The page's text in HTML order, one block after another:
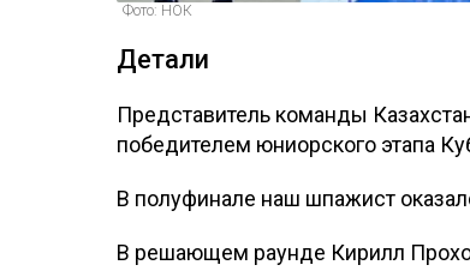
Фото: НОК
Детали
Представитель команды
победителем юниорского этапа
В полуфинале наш шпажист
В решающем раунде Кирилл